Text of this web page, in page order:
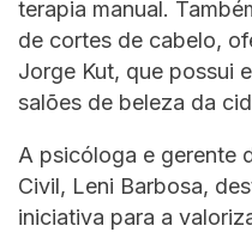
terapia manual.
de cortes de cabelo,
Jorge Kut, que possui
salões de beleza da
A psicóloga e gerente
Civil, Leni Barbosa,
iniciativa para a